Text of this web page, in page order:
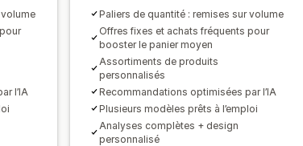
l’IA
Paliers de quantité : remises sur volume
Offres fixes et achats fréquents pour
booster le panier moyen
Assortiments de produits
personnalisés
Recommandations optimisées par l’IA
Plusieurs modèles prêts à l’emploi
Analyses complètes + design
personnalisé